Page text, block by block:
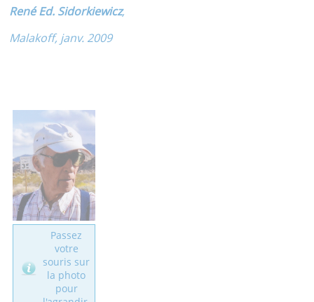
René Ed. Sidorkiewicz,
Malakoff, janv. 2009
Passez
votre
souris sur
la photo
pour